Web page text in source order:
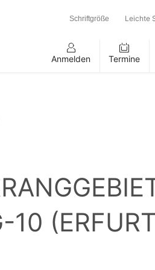
Schriftgröße Leichte
Anmelden Termine